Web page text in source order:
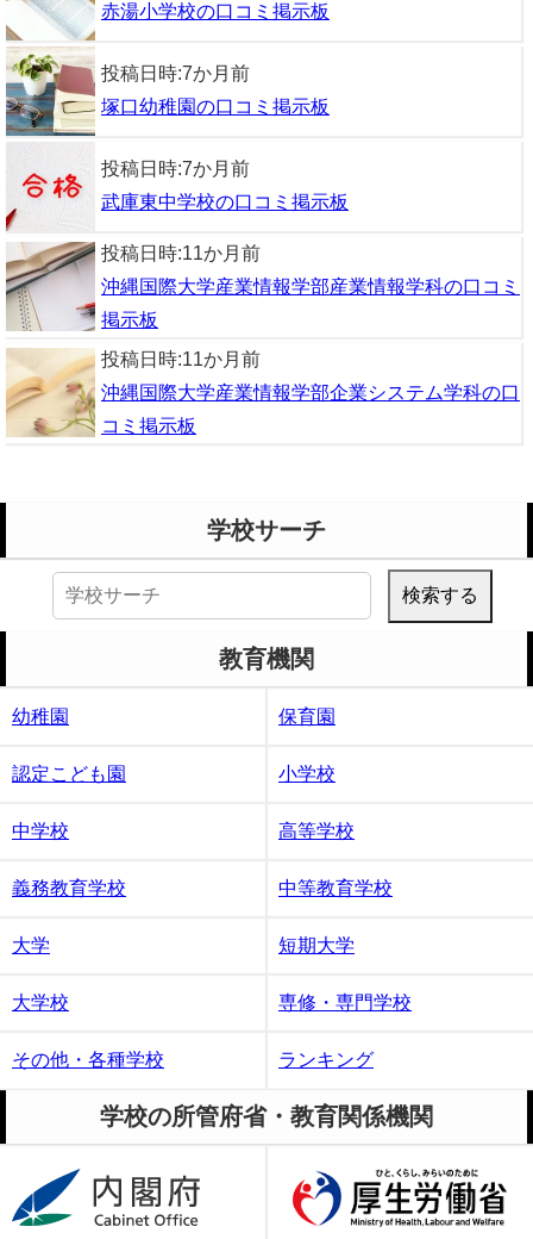
赤湯小学校の口コミ掲示板
投稿日時:7か月前
塚口幼稚園の口コミ掲示板
投稿日時:7か月前
武庫東中学校の口コミ掲示板
投稿日時:11か月前
沖縄国際大学産業情報学部産業情報学科の口コミ
掲示板
投稿日時:11か月前
沖縄国際大学産業情報学部企業システム学科の口
コミ掲示板
学校サーチ
検
教育機関
幼稚園 保育園
認定こども園 小学校
中学校 高等学校
義務教育学校 中等教育学校
大学 短期大学
大学校 専修・専門学校
その他・各種学校 ランキング
学校の所管府省・教育関係機関